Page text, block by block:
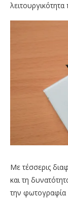
Με τέσσερις
και τη
την